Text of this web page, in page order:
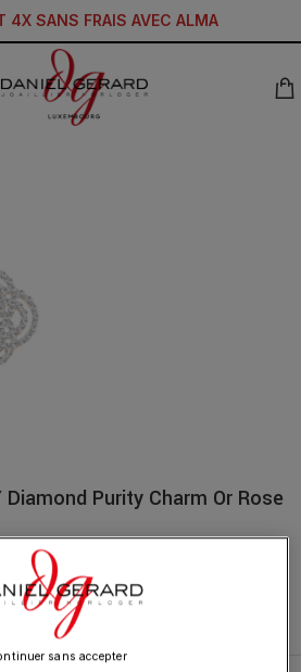
4X SANS FRAIS AVEC ALMA
Purity Charm Or Rose
sans accepter